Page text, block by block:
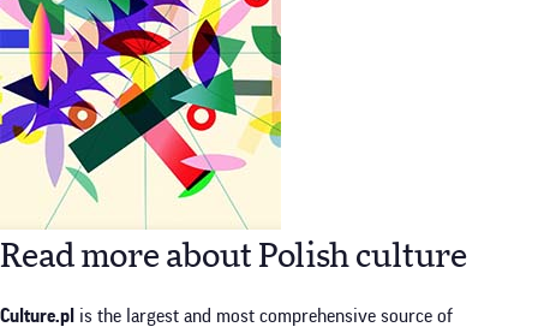
Read more about Polish culture
Culture.pl is the largest and most comprehensive source of